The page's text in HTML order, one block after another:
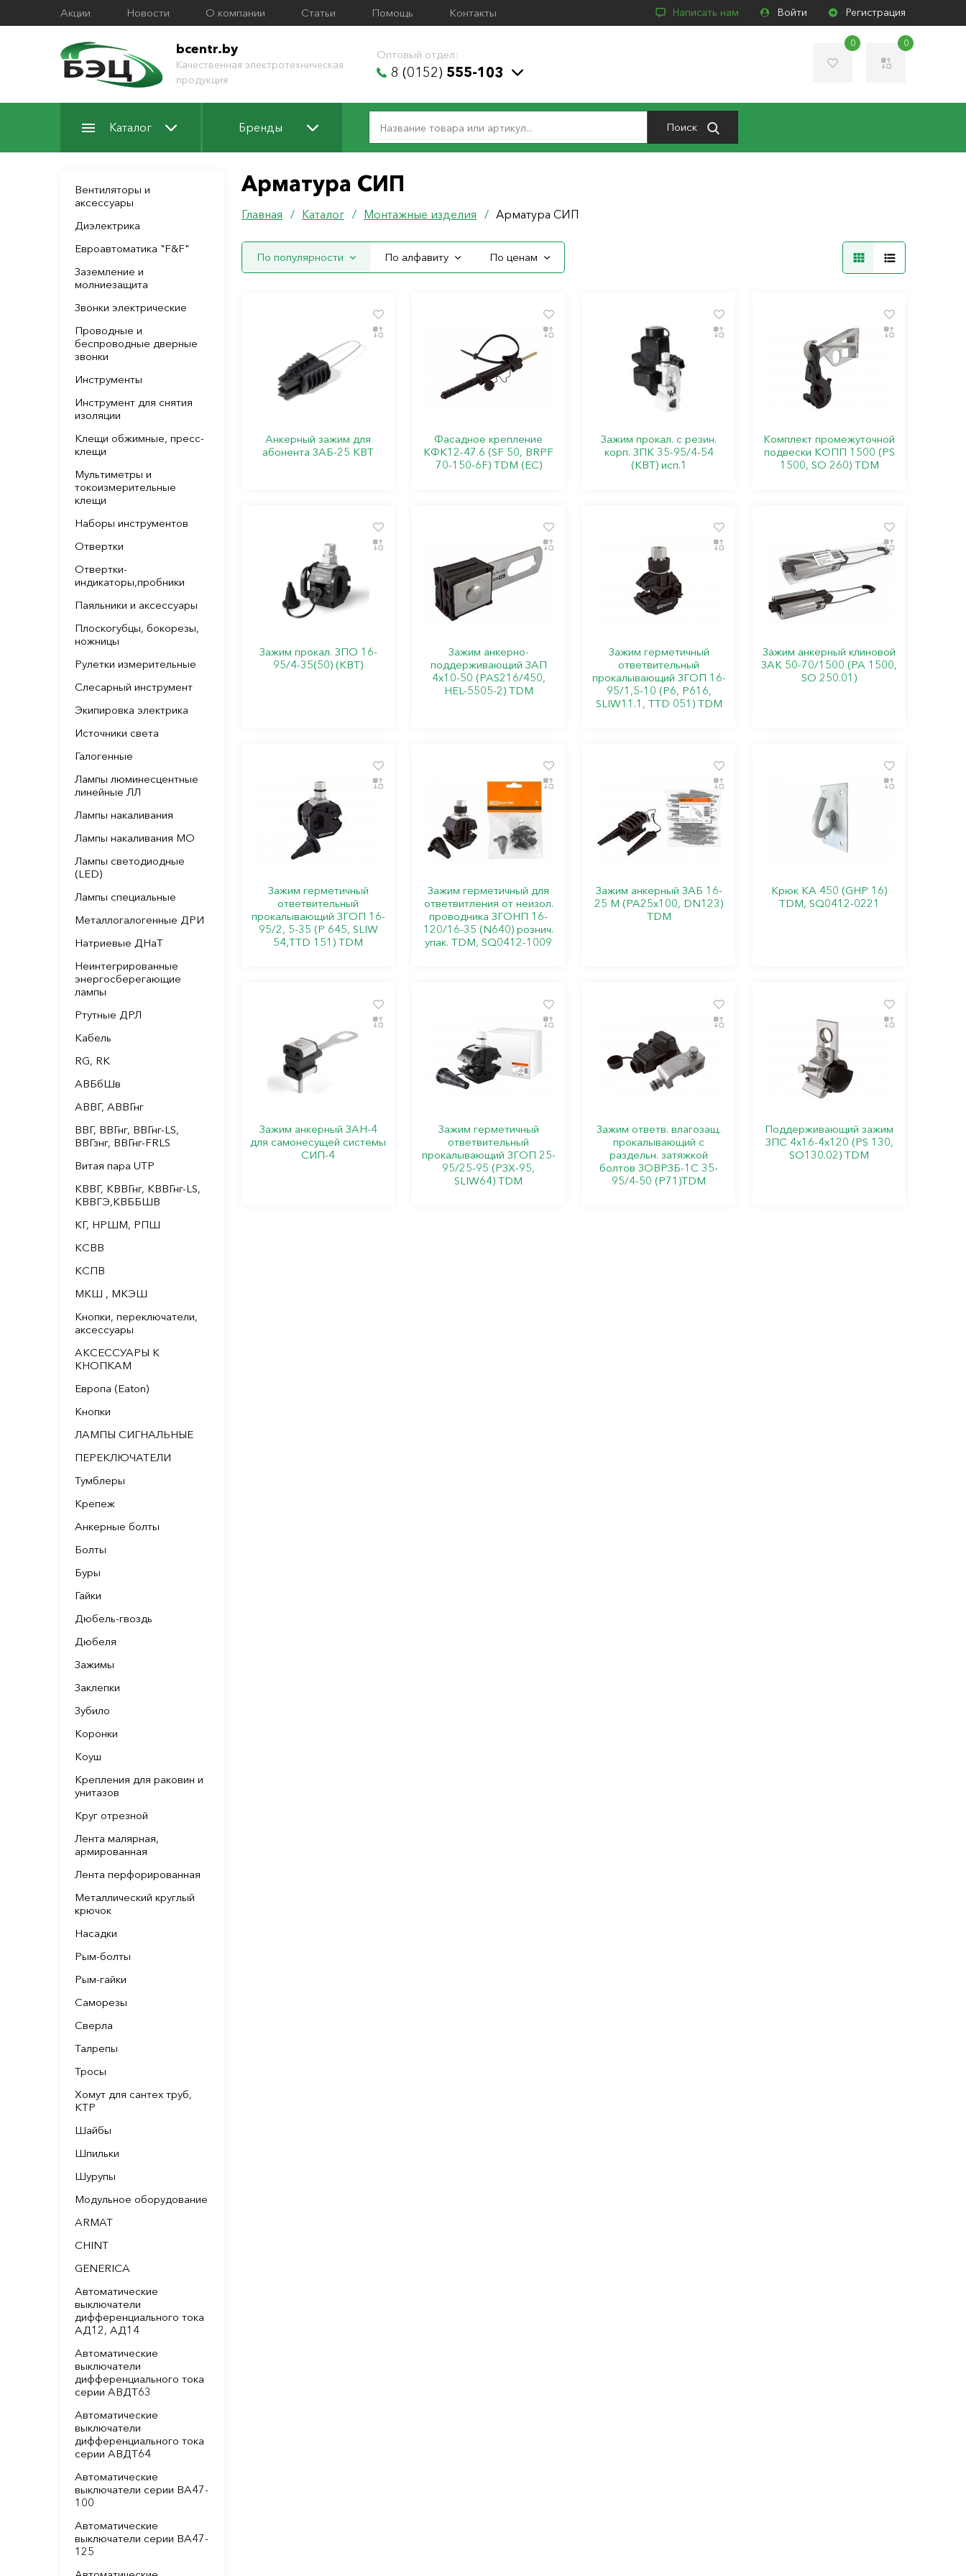
Акции Новости О компании Статьи Помощь Контакты Написать нам Войти Регистрация
bcentr.by
Качественная электротехническая
продукция
Оптовый отдел:
8 (0152) 555-103
0 0
Каталог Бренды Поиск
Вентиляторы и
аксессуары
Диэлектрика
Евроавтоматика "F&F"
Заземление и
молниезащита
Звонки электрические
Проводные и
беспроводные дверные
звонки
Инструменты
Инструмент для снятия
изоляции
Клещи обжимные, пресс-
клещи
Мультиметры и
токоизмерительные
клещи
Наборы инструментов
Отвертки
Отвертки-
индикаторы,пробники
Паяльники и аксессуары
Плоскогубцы, бокорезы,
ножницы
Рулетки измерительные
Слесарный инструмент
Экипировка электрика
Источники света
Галогенные
Лампы люминесцентные
линейные ЛЛ
Лампы накаливания
Лампы накаливания МО
Лампы светодиодные
(LED)
Лампы специальные
Металлогалогенные ДРИ
Натриевые ДНаТ
Неинтегрированные
энергосберегающие
лампы
Ртутные ДРЛ
Кабель
RG, RK
АВБбШв
АВВГ, АВВГнг
ВВГ, ВВГнг, ВВГнг-LS,
ВВГзнг, ВВГнг-FRLS
Витая пара UTP
КВВГ, КВВГнг, КВВГнг-LS,
КВВГЭ,КВББШВ
КГ, НРШМ, РПШ
КСВВ
КСПВ
МКШ , МКЭШ
Кнопки, переключатели,
аксессуары
АКСЕССУАРЫ К
КНОПКАМ
Европа (Eaton)
Кнопки
ЛАМПЫ СИГНАЛЬНЫЕ
ПЕРЕКЛЮЧАТЕЛИ
Тумблеры
Крепеж
Анкерные болты
Болты
Буры
Гайки
Дюбель-гвоздь
Дюбеля
Зажимы
Заклепки
Зубило
Коронки
Коуш
Крепления для раковин и
унитазов
Круг отрезной
Лента малярная,
армированная
Лента перфорированная
Металлический круглый
крючок
Насадки
Рым-болты
Рым-гайки
Саморезы
Сверла
Талрепы
Тросы
Хомут для сантех труб,
КТР
Шайбы
Шпильки
Шурупы
Модульное оборудование
ARMAT
CHINT
GENERICA
Автоматические
выключатели
дифференциального тока
АД12, АД14
Автоматические
выключатели
дифференциального тока
серии АВДТ63
Автоматические
выключатели
дифференциального тока
серии АВДТ64
Автоматические
выключатели серии ВА47-
100
Автоматические
выключатели серии ВА47-
125
Арматура СИП
Главная / Каталог / Монтажные изделия / Арматура СИП
По популярности По алфавиту По ценам
Анкерный зажим для
абонента ЗАБ-25 КВТ
Фасадное крепление
КФК12-47.6 (SF 50, BRPF
70-150-6F) TDM (ЕС)
Зажим прокал. с резин.
корп. ЗПК 35-95/4-54
(КВТ) исп.1
Комплект промежуточной
подвески КОПП 1500 (PS
1500, SO 260) TDM
Зажим прокал. ЗПО 16-
95/4-35(50) (КВТ)
Зажим анкерно-
поддерживающий ЗАП
4х10-50 (PAS216/450,
HEL-5505-2) TDM
Зажим герметичный
ответвительный
прокалывающий ЗГОП 16-
95/1,5-10 (P6, P616,
SLIW11.1, TTD 051) TDM
Зажим анкерный клиновой
ЗАК 50-70/1500 (PA 1500,
SO 250.01)
Зажим герметичный
ответвительный
прокалывающий ЗГОП 16-
95/2, 5-35 (Р 645, SLIW
54,TTD 151) TDM
Зажим герметичный для
ответвитления от неизол.
проводника ЗГОНП 16-
120/16-35 (N640) рознич.
упак. TDM, SQ0412-1009
Зажим анкерный ЗАБ 16-
25 М (РА25х100, DN123)
TDM
Крюк КА 450 (GHP 16)
TDM, SQ0412-0221
Зажим анкерный ЗАН-4
для самонесущей системы
СИП-4
Зажим герметичный
ответвительный
прокалывающий ЗГОП 25-
95/25-95 (РЗХ-95,
SLIW64) TDM
Зажим ответв. влагозащ.
прокалывающий с
раздельн. затяжкой
болтов ЗОВРЗБ-1С 35-
95/4-50 (Р71)TDM
Поддерживающий зажим
ЗПC 4х16-4x120 (PS 130,
SO130.02) TDM